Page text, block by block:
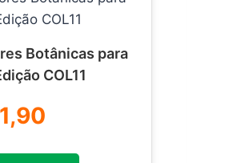
Botânicas para
COL11